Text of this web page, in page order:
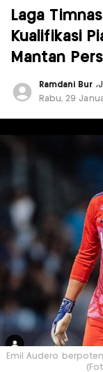
Laga
Kualifikasi
Mantan
Ramdani Bur ,
Rabu, 29
Emil Audero